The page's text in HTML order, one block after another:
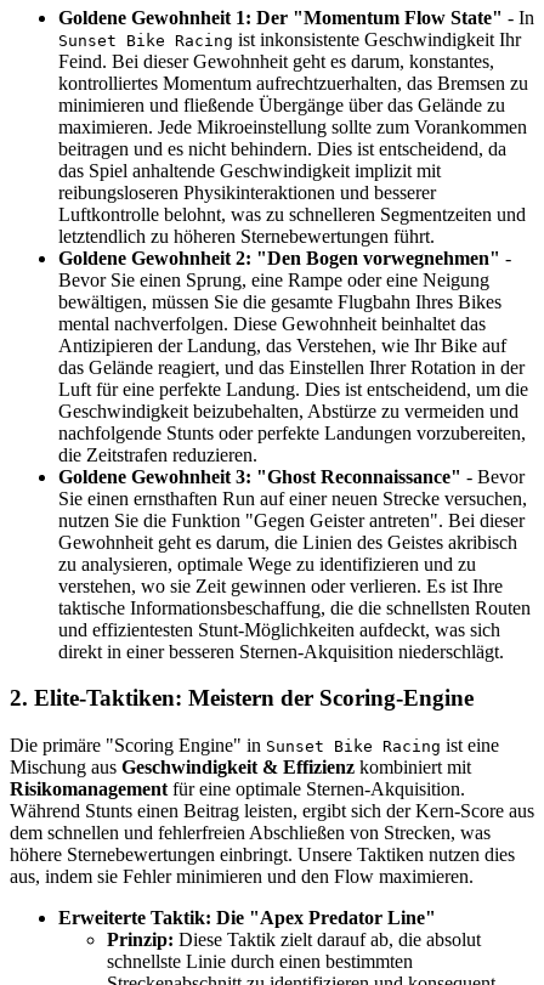
Goldene Gewohnheit 1: Der "Momentum Flow State" - In
Sunset Bike Racing ist inkonsistente Geschwindigkeit Ihr
Feind. Bei dieser Gewohnheit geht es darum, konstantes,
kontrolliertes Momentum aufrechtzuerhalten, das Bremsen zu
minimieren und fließende Übergänge über das Gelände zu
maximieren. Jede Mikroeinstellung sollte zum Vorankommen
beitragen und es nicht behindern. Dies ist entscheidend, da
das Spiel anhaltende Geschwindigkeit implizit mit
reibungsloseren Physikinteraktionen und besserer
Luftkontrolle belohnt, was zu schnelleren Segmentzeiten und
letztendlich zu höheren Sternebewertungen führt.
Goldene Gewohnheit 2: "Den Bogen vorwegnehmen" -
Bevor Sie einen Sprung, eine Rampe oder eine Neigung
bewältigen, müssen Sie die gesamte Flugbahn Ihres Bikes
mental nachverfolgen. Diese Gewohnheit beinhaltet das
Antizipieren der Landung, das Verstehen, wie Ihr Bike auf
das Gelände reagiert, und das Einstellen Ihrer Rotation in der
Luft für eine perfekte Landung. Dies ist entscheidend, um die
Geschwindigkeit beizubehalten, Abstürze zu vermeiden und
nachfolgende Stunts oder perfekte Landungen vorzubereiten,
die Zeitstrafen reduzieren.
Goldene Gewohnheit 3: "Ghost Reconnaissance" - Bevor
Sie einen ernsthaften Run auf einer neuen Strecke versuchen,
nutzen Sie die Funktion "Gegen Geister antreten". Bei dieser
Gewohnheit geht es darum, die Linien des Geistes akribisch
zu analysieren, optimale Wege zu identifizieren und zu
verstehen, wo sie Zeit gewinnen oder verlieren. Es ist Ihre
taktische Informationsbeschaffung, die die schnellsten Routen
und effizientesten Stunt-Möglichkeiten aufdeckt, was sich
direkt in einer besseren Sternen-Akquisition niederschlägt.
2. Elite-Taktiken: Meistern der Scoring-Engine
Die primäre "Scoring Engine" in Sunset Bike Racing ist eine
Mischung aus Geschwindigkeit & Effizienz kombiniert mit
Risikomanagement für eine optimale Sternen-Akquisition.
Während Stunts einen Beitrag leisten, ergibt sich der Kern-Score aus
dem schnellen und fehlerfreien Abschließen von Strecken, was
höhere Sternebewertungen einbringt. Unsere Taktiken nutzen dies
aus, indem sie Fehler minimieren und den Flow maximieren.
Erweiterte Taktik: Die "Apex Predator Line"
Prinzip: Diese Taktik zielt darauf ab, die absolut
schnellste Linie durch einen bestimmten